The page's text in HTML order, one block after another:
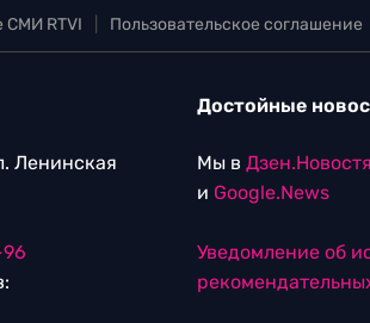
СМИ RTVI Пользовательское соглашение
Ленинская
Достойные
Мы в
и Google.News
Уведомление об